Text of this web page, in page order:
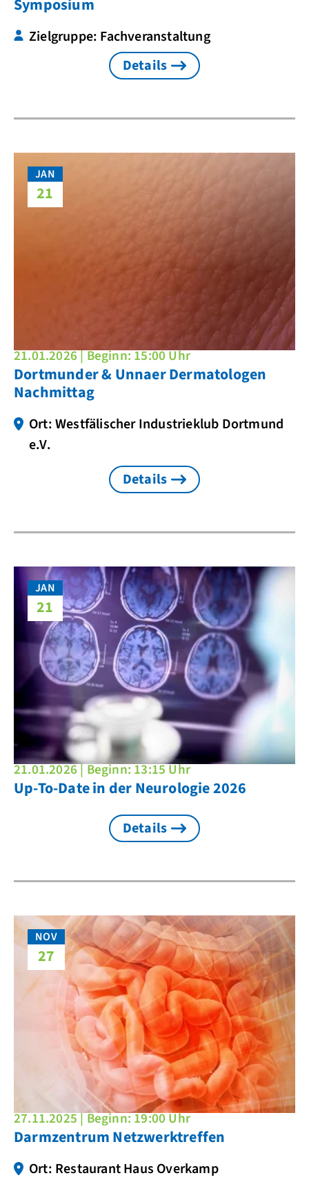
Symposium
Zielgruppe: Fachveranstaltung
Details
JAN
21
21.01.2026 | Beginn: 15:00 Uhr
Dortmunder & Unnaer Dermatologen
Nachmittag
Ort: Westfälischer Industrieklub Dortmund
e.V.
Details
JAN
21
21.01.2026 | Beginn: 13:15 Uhr
Up-To-Date in der Neurologie 2026
Details
NOV
27
27.11.2025 | Beginn: 19:00 Uhr
Darmzentrum Netzwerktreffen
Ort: Restaurant Haus Overkamp